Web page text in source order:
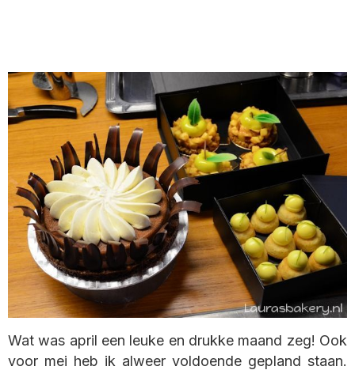
Wat was april een leuke en drukke maand zeg! Ook
voor mei heb ik alweer voldoende gepland staan.